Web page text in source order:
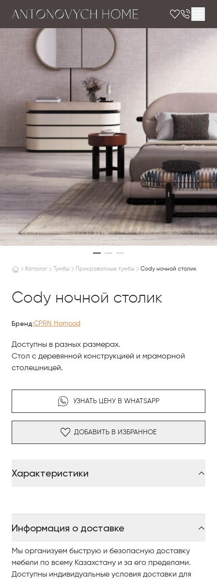
Каталог Тумбы Прикроватные тумбы Сody ночной столик
Сody ночной столик
Бренд:CPRN Homood
Доступны в разных размерах.
Стол с деревянной конструкцией и мраморной
столешницей.
УЗНАТЬ ЦЕНУ В WHATSAPP
ДОБАВИТЬ В ИЗБРАННОЕ
Характеристики
Информация о доставке
Мы организуем быструю и безопасную доставку
мебели по всему Казахстану и за его пределами.
Доступны индивидуальные условия доставки для